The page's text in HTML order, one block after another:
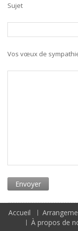
Sujet
Vos vœux de
Accueil
À propos de